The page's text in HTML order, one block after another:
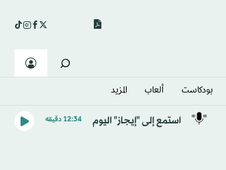
بودكاست ألعاب المزيد
استمع إلى "إيجاز" اليوم 12:34 دقيقه